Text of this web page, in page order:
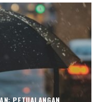
PETUALANGAN